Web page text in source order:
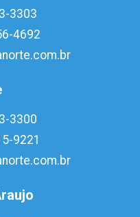
3303
4692
3300
9221